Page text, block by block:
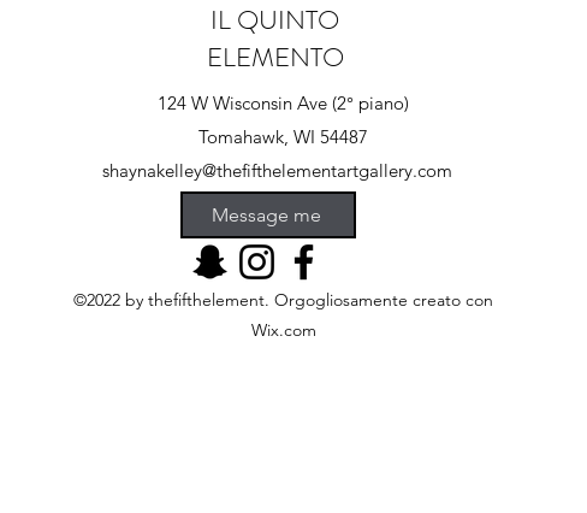
IL QUINTO
ELEMENTO
124 W Wisconsin Ave (2° piano)
Tomahawk, WI 54487
shaynakelley@thefifthelementartgallery.com
(715)-966-4080
Message me
©2022 by thefifthelement. Orgogliosamente creato con
Wix.com